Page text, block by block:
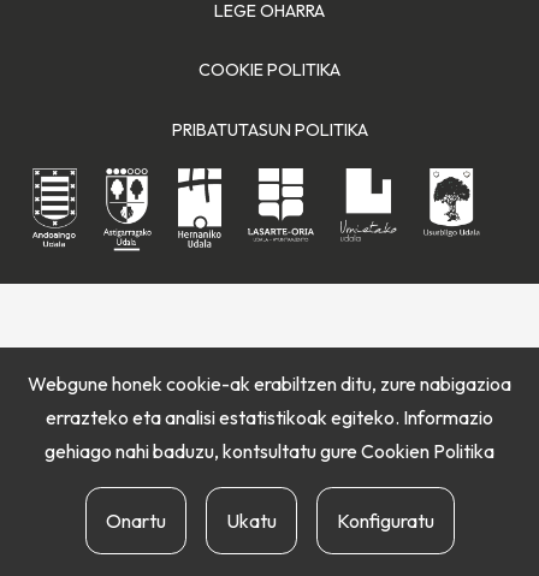
LEGE OHARRA
COOKIE POLITIKA
PRIBATUTASUN POLITIKA
Webgune honek cookie-ak erabiltzen ditu, zure nabigazioa
errazteko eta analisi estatistikoak egiteko. Informazio
gehiago nahi baduzu, kontsultatu gure Cookien Politika
Onartu Ukatu Konfiguratu